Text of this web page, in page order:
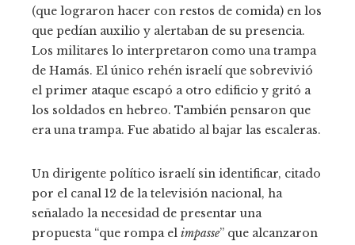
(que lograron hacer con restos de comida) en los
que pedían auxilio y alertaban de su presencia.
Los militares lo interpretaron como una trampa
de Hamás. El único rehén israelí que sobrevivió
el primer ataque escapó a otro edificio y gritó a
los soldados en hebreo. También pensaron que
era una trampa. Fue abatido al bajar las escaleras.
Un dirigente político israelí sin identificar, citado
por el canal 12 de la televisión nacional, ha
señalado la necesidad de presentar una
propuesta “que rompa el impasse” que alcanzaron